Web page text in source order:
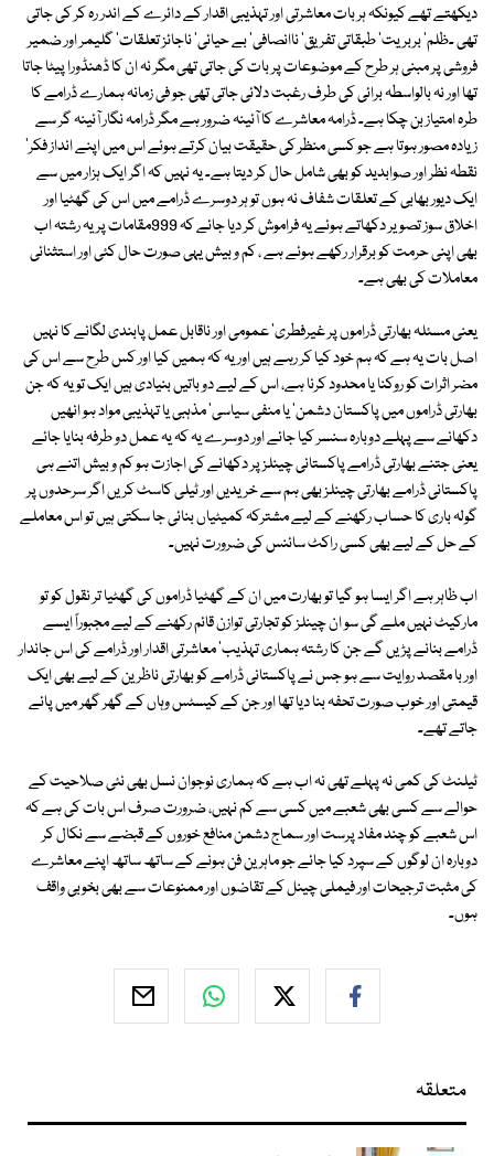
دیکھتے تھے کیونکہ ہر بات معاشرتی اور تہذیبی اقدار کے دائرے کے اندر رہ کر کی جاتی
تھی ۔ظلم' بربریت' طبقاتی تفریق' ناانصافی' بے حیائی' ناجائز تعلقات' گلیمر اور ضمیر
فروشی پر مبنی ہر طرح کے موضوعات پر بات کی جاتی تھی مگر نہ ان کا ڈھنڈورا پیٹا جاتا
تھا اور نہ بالواسطہ برائی کی طرف رغبت دلائی جاتی تھی جو فی زمانہ ہمارے ڈرامے کا
طرہ امتیاز بن چکا ہے۔ ڈرامہ معاشرے کا آئینہ ضرور ہے مگر ڈرامہ نگار آئینہ گر سے
زیادہ مصور ہوتا ہے جو کسی منظر کی حقیقت بیان کرتے ہوئے اس میں اپنے انداز فکر'
نقطہ نظر اور صوابدید کو بھی شامل حال کر دیتا ہے۔ یہ نہیں کہ اگر ایک ہزار میں سے
ایک دیور بھابی کے تعلقات شفاف نہ ہوں تو ہر دوسرے ڈرامے میں اس کی گھٹیا اور
اخلاق سوز تصویر دکھاتے ہوئے یہ فراموش کر دیا جائے کہ 999مقامات پر یہ رشتہ اب
بھی اپنی حرمت کو برقرار رکھے ہوئے ہے ، کم و بیش یہی صورت حال کئی اور استثنائی
معاملات کی بھی ہے۔
یعنی مسئلہ بھارتی ڈراموں پر غیرفطری' عمومی اور ناقابل عمل پابندی لگانے کا نہیں
اصل بات یہ ہے کہ ہم خود کیا کر رہے ہیں اور یہ کہ ہمیں کیا اور کس طرح سے اس کی
مضر اثرات کو روکنا یا محدود کرنا ہے، اس کے لیے دو باتیں بنیادی ہیں ایک تو یہ کہ جن
بھارتی ڈراموں میں پاکستان دشمن' یا منفی سیاسی' مذہبی یا تہذیبی مواد ہو انھیں
دکھانے سے پہلے دوبارہ سنسر کیا جائے اور دوسرے یہ کہ یہ عمل دو طرفہ بنایا جائے
یعنی جتنے بھارتی ڈرامے پاکستانی چینلز پر دکھانے کی اجازت ہو کم و بیش اتنے ہی
پاکستانی ڈرامے بھارتی چینلز بھی ہم سے خریدیں اور ٹیلی کاسٹ کریں اگر سرحدوں پر
گولہ باری کا حساب رکھنے کے لیے مشترکہ کمیٹیاں بنائی جا سکتی ہیں تو اس معاملے
کے حل کے لیے بھی کسی راکٹ سائنس کی ضرورت نہیں۔
اب ظاہر ہے اگر ایسا ہو گیا تو بھارت میں ان کے گھٹیا ڈراموں کی گھٹیا تر نقول کو تو
مارکیٹ نہیں ملے گی سو ان چینلز کو تجارتی توازن قائم رکھنے کے لیے مجبوراً ایسے
ڈرامے بنانے پڑیں گے جن کا رشتہ ہماری تہذیب' معاشرتی اقدار اور ڈرامے کی اس جاندار
اور با مقصد روایت سے ہو جس نے پاکستانی ڈرامے کو بھارتی ناظرین کے لیے بھی ایک
قیمتی اور خوب صورت تحفہ بنا دیا تھا اور جن کے کیسٹس وہاں کے گھر گھر میں پائے
جاتے تھے۔
ٹیلنٹ کی کمی نہ پہلے تھی نہ اب ہے کہ ہماری نوجوان نسل بھی نئی صلاحیت کے
حوالے سے کسی بھی شعبے میں کسی سے کم نہیں، ضرورت صرف اس بات کی ہے کہ
اس شعبے کو چند مفاد پرست اور سماج دشمن منافع خوروں کے قبضے سے نکال کر
دوبارہ ان لوگوں کے سپرد کیا جائے جو ماہرین فن ہونے کے ساتھ ساتھ اپنے معاشرے
کی مثبت ترجیحات اور فیملی چینل کے تقاضوں اور ممنوعات سے بھی بخوبی واقف
ہوں۔
متعلقہ